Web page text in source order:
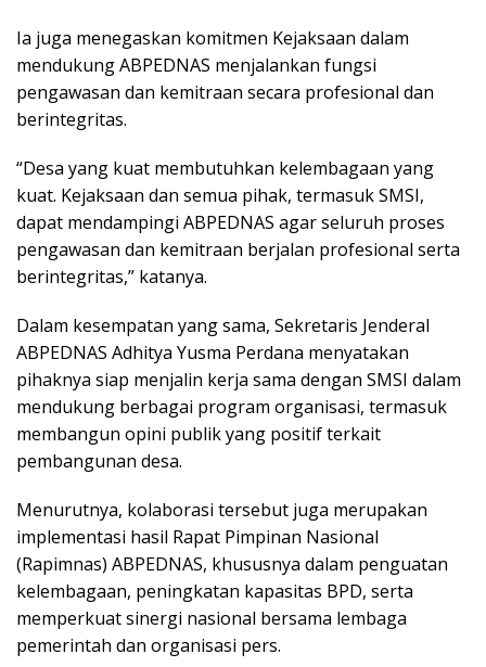
Ia juga menegaskan komitmen Kejaksaan dalam
mendukung ABPEDNAS menjalankan fungsi
pengawasan dan kemitraan secara profesional dan
berintegritas.
“Desa yang kuat membutuhkan kelembagaan yang
kuat. Kejaksaan dan semua pihak, termasuk SMSI,
dapat mendampingi ABPEDNAS agar seluruh proses
pengawasan dan kemitraan berjalan profesional serta
berintegritas,” katanya.
Dalam kesempatan yang sama, Sekretaris Jenderal
ABPEDNAS Adhitya Yusma Perdana menyatakan
pihaknya siap menjalin kerja sama dengan SMSI dalam
mendukung berbagai program organisasi, termasuk
membangun opini publik yang positif terkait
pembangunan desa.
Menurutnya, kolaborasi tersebut juga merupakan
implementasi hasil Rapat Pimpinan Nasional
(Rapimnas) ABPEDNAS, khususnya dalam penguatan
kelembagaan, peningkatan kapasitas BPD, serta
memperkuat sinergi nasional bersama lembaga
pemerintah dan organisasi pers.